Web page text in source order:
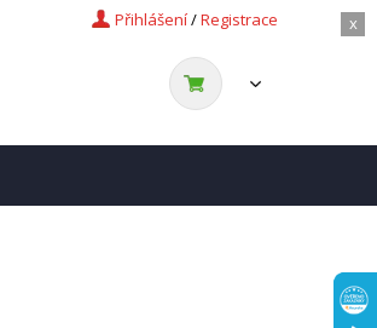
x
Registrace
/
Přihlášení